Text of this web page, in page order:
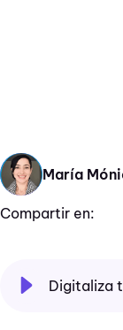
María
Compartir en:
Digitaliza